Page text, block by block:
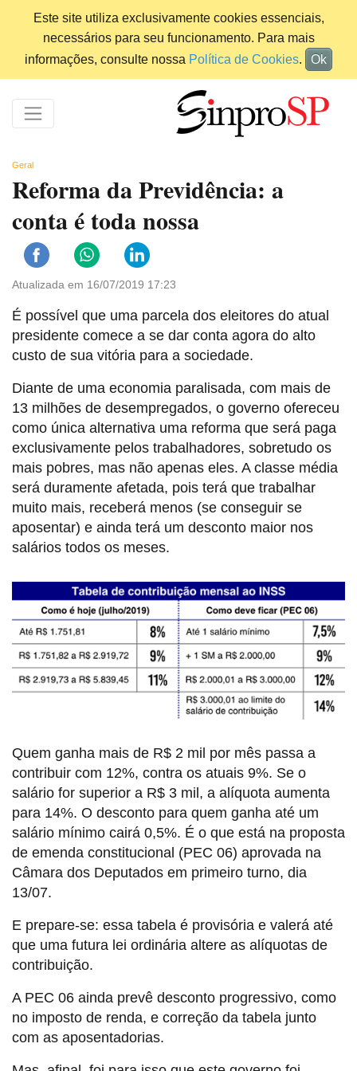
Este site utiliza exclusivamente cookies essenciais,
necessários para seu funcionamento. Para mais
informações, consulte nossa Política de Cookies. Ok
Geral
Reforma da Previdência: a
conta é toda nossa
Atualizada em 16/07/2019 17:23
É possível que uma parcela dos eleitores do atual
presidente comece a se dar conta agora do alto
custo de sua vitória para a sociedade.
Diante de uma economia paralisada, com mais de
13 milhões de desempregados, o governo ofereceu
como única alternativa uma reforma que será paga
exclusivamente pelos trabalhadores, sobretudo os
mais pobres, mas não apenas eles. A classe média
será duramente afetada, pois terá que trabalhar
muito mais, receberá menos (se conseguir se
aposentar) e ainda terá um desconto maior nos
salários todos os meses.
Quem ganha mais de R$ 2 mil por mês passa a
contribuir com 12%, contra os atuais 9%. Se o
salário for superior a R$ 3 mil, a alíquota aumenta
para 14%. O desconto para quem ganha até um
salário mínimo cairá 0,5%. É o que está na proposta
de emenda constitucional (PEC 06) aprovada na
Câmara dos Deputados em primeiro turno, dia
13/07.
E prepare-se: essa tabela é provisória e valerá até
que uma futura lei ordinária altere as alíquotas de
contribuição.
A PEC 06 ainda prevê desconto progressivo, como
no imposto de renda, e correção da tabela junto
com as aposentadorias.